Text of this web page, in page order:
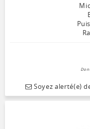
Soyez alerté(e)